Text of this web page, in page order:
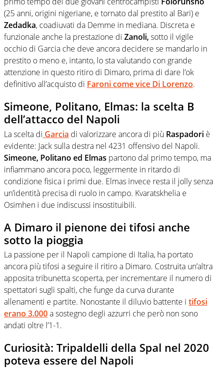
(25 anni, origini nigeriane, e tornato dal prestito al Bari) e
Zedadka, coadiuvati da Demme in mediana. Discreta e
funzionale anche la prestazione di Zanoli,sotto il vigile
occhio di Garcia che deve ancora decidere se mandarlo in
prestito o meno e, intanto, lo sta valutando con grande
attenzione in questo ritiro di Dimaro, prima di dare l’ok
definitivo all’acquisto di Faroni come vice Di Lorenzo.
Simeone, Politano, Elmas: la scelta B
dell’attacco del Napoli
La scelta di Garcia di valorizzare ancora di più Raspadori è
evidente: Jack sulla destra nel 4231 offensivo del Napoli.
Simeone, Politano ed Elmas partono dal primo tempo, ma
infiammano ancora poco, leggermente in ritardo di
condizione fisica i primi due. Elmas invece resta il jolly senza
un’identità precisa di ruolo in campo. Kvaratskhelia e
Osimhen i due indiscussi insostituibili.
A Dimaro il pienone dei tifosi anche
sotto la pioggia
La passione per il Napoli campione di Italia, ha portato
ancora più tifosi a seguire il ritiro a Dimaro. Costruita un’altra
apposita tribunetta scoperta, per incrementare il numero di
spettatori sugli spalti, che funge da curva durante
allenamenti e partite. Nonostante il diluvio battente i tifosi
erano 3.000a sostegno degli azzurri che però non sono
andati oltre l’1-1.
Curiosità: Tripaldelli della Spal nel 2020
poteva essere del Napoli